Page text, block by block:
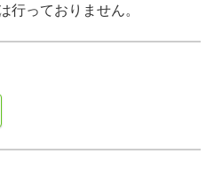
行っておりません。